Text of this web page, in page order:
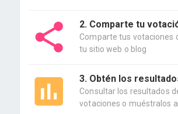
2. Comparte tu
Comparte tus votaciones
tu sitio web o blog
3. Obtén los
Consultar los resultados
votaciones o muéstralos